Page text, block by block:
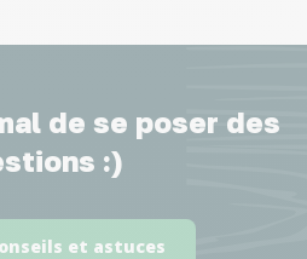
de se poser des
:)
et astuces